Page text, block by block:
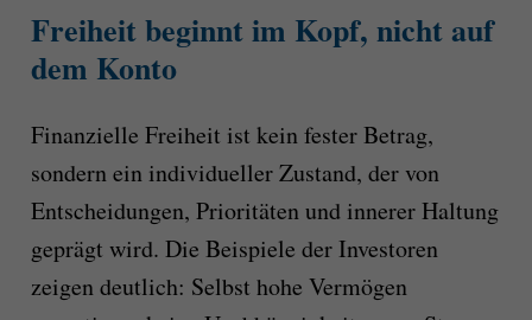
Freiheit beginnt im Kopf, nicht auf
dem Konto
Finanzielle Freiheit ist kein fester Betrag,
sondern ein individueller Zustand, der von
Entscheidungen, Prioritäten und innerer Haltung
geprägt wird. Die Beispiele der Investoren
zeigen deutlich: Selbst hohe Vermögen